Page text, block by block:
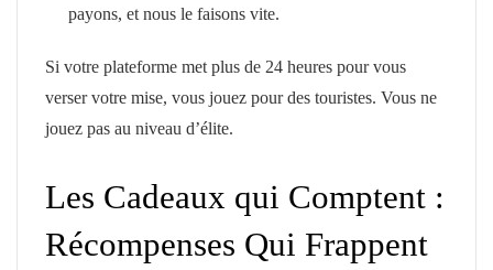
payons, et nous le faisons vite.
Si votre plateforme met plus de 24 heures pour vous
verser votre mise, vous jouez pour des touristes. Vous ne
jouez pas au niveau d’élite.
Les Cadeaux qui Comptent :
Récompenses Qui Frappent